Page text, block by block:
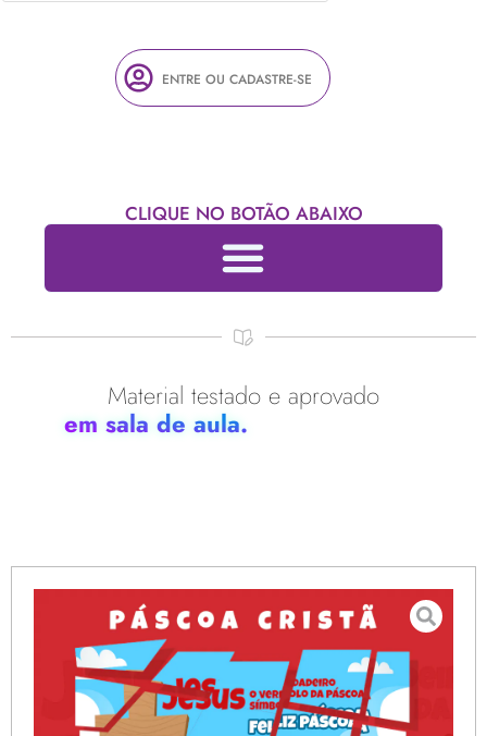
ENTRE OU CADASTRE-SE
CLIQUE NO BOTÃO ABAIXO
Material testado e aprovado
em sala de aula.